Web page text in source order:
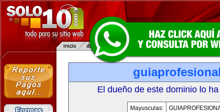
El dueño de este dominio lo
Mayusculas: